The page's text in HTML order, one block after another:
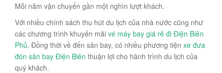
Mỗi năm vận chuyển gần một nghìn lượt khách.
Với nhiều chính sách thu hút du lịch của nhà nước cũng như
các chương trình khuyến mãi vé máy bay giá rẻ đi Điện Biên
Phủ. Đồng thời về đến sân bay, có nhiều phương tiện xe đưa
đón sân bay Điện Biên thuận lợi cho hành trình du lịch của
quý khách.